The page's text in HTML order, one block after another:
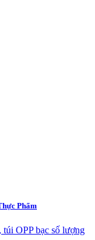
Phẩm
OPP bạc số lượng